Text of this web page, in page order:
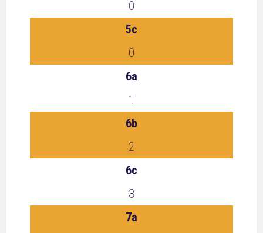
0
5c
0
6a
1
6b
2
6c
3
7a